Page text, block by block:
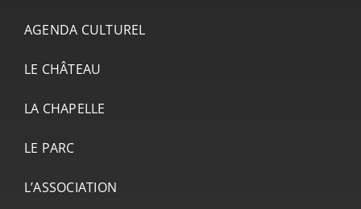
AGENDA CULTUREL
LE CHÂTEAU
LA CHAPELLE
LE PARC
L’ASSOCIATION